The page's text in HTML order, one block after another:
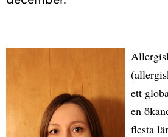
ett
en
flesta